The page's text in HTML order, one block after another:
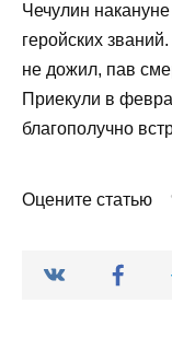
Чечулин
геройских
не дожил, пав
Приекули в
благополучно
Оцените статью